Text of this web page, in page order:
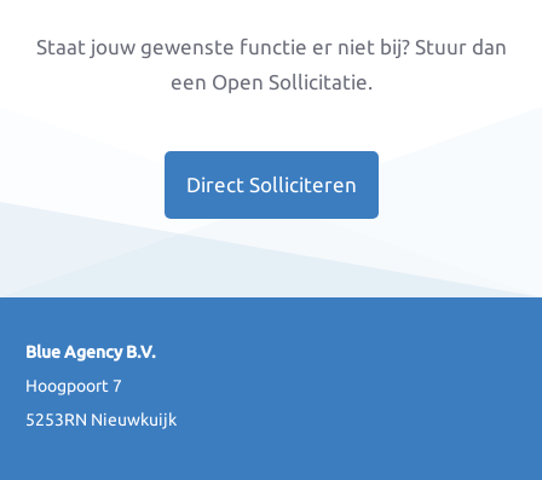
Staat jouw gewenste functie er niet bij? Stuur dan
een Open Sollicitatie.
Direct Solliciteren
Blue Agency B.V.
Hoogpoort 7
5253RN Nieuwkuijk